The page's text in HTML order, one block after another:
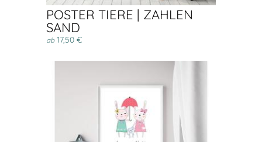
POSTER TIERE | ZAHLEN
SAND
ab17,50 €